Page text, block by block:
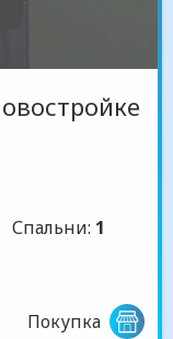
Спальни: 1
Покупка